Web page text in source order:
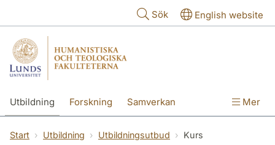
Sök English website
Utbildning Forskning Samverkan Mer
Start Utbildning Utbildningsutbud
Kurs